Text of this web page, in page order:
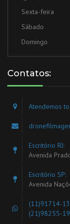
Sexta-feira
Sábado
Domingo
Contatos:
Atendemos
Escritório RJ:
Avenida
Escritório SP:
Avenida
(11)91714-
(21)98255-